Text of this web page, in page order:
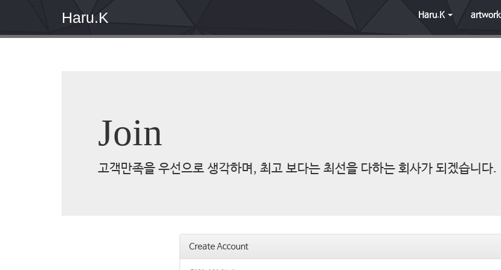
Haru.K Haru.K artwork
Join
고객만족을 우선으로 생각하며, 최고 보다는 최선을 다하는 회사가 되겠습니다.
Create Account